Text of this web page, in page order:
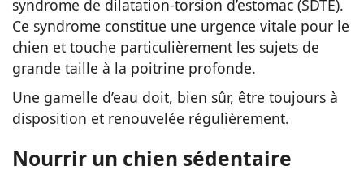
syndrome de dilatation-torsion d’estomac (SDTE).
Ce syndrome constitue une urgence vitale pour le
chien et touche particulièrement les sujets de
grande taille à la poitrine profonde.
Une gamelle d’eau doit, bien sûr, être toujours à
disposition et renouvelée régulièrement.
Nourrir un chien sédentaire